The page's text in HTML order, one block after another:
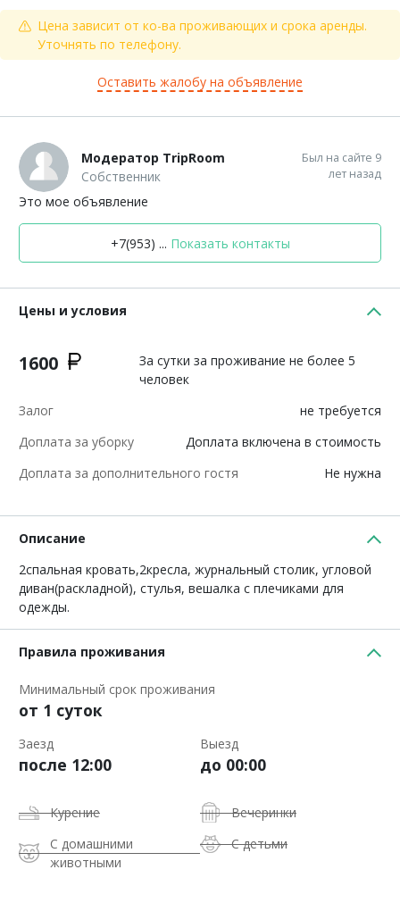
Цена зависит от ко-ва проживающих и срока аренды.
Уточнять по телефону.
Оставить жалобу на объявление
Модератор TripRoom
Собственник
Был на сайте 9
лет назад
Это мое объявление
+7(953) ... Показать контакты
Цены и условия
1600
За сутки за проживание не более 5
человек
Залог
не требуется
Доплата за уборку
Доплата включена в стоимость
Доплата за дополнительного гостя
Не нужна
Описание
2спальная кровать,2кресла, журнальный столик, угловой
диван(раскладной), стулья, вешалка с плечиками для
одежды.
Правила проживания
Минимальный срок проживания
от 1 суток
Заезд
после 12:00
Выезд
до 00:00
Курение
Вечеринки
С домашними
животными
С детьми